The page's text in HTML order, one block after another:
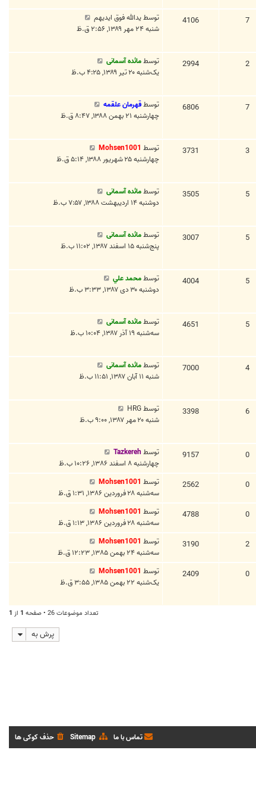
7
4106 توسطیدالله فوق ایدیهم
شنبه ۲۴ مهر ۱۳۸۹, ۲:۵۶ ق.ظ
2
2994 توسطمائده آسمانی
یک‌شنبه ۲۰ تیر ۱۳۸۹, ۴:۲۵ ب.ظ
7
6806 توسطقهرمان علقمه
چهارشنبه ۲۱ بهمن ۱۳۸۸, ۸:۴۷ ق.ظ
3
3731 توسط Mohsen1001
چهارشنبه ۲۵ شهریور ۱۳۸۸, ۵:۱۴ ق.ظ
5
3505 توسطمائده آسمانی
دوشنبه ۱۴ اردیبهشت ۱۳۸۸, ۷:۵۷ ب.ظ
5
3007 توسطمائده آسمانی
پنج‌شنبه ۱۵ اسفند ۱۳۸۷, ۱۱:۰۲ ب.ظ
5
4004 توسطمحمد علي
دوشنبه ۳۰ دی ۱۳۸۷, ۳:۳۳ ب.ظ
5
4651 توسطمائده آسمانی
سه‌شنبه ۱۹ آذر ۱۳۸۷, ۱۰:۰۴ ب.ظ
4
7000 توسطمائده آسمانی
شنبه ۱۱ آبان ۱۳۸۷, ۱۱:۵۱ ب.ظ
6
3398 توسطHRG
شنبه ۲۰ مهر ۱۳۸۷, ۹:۰۰ ب.ظ
0
9157 توسطTazkereh
چهارشنبه ۸ اسفند ۱۳۸۶, ۱۰:۲۶ ب.ظ
0
2562 توسط Mohsen1001
سه‌شنبه ۲۸ فروردین ۱۳۸۶, ۱:۳۱ ق.ظ
0
4788 توسط Mohsen1001
سه‌شنبه ۲۸ فروردین ۱۳۸۶, ۱:۱۳ ق.ظ
2
3190 توسط Mohsen1001
سه‌شنبه ۲۴ بهمن ۱۳۸۵, ۱۲:۲۳ ق.ظ
0
2409 توسط Mohsen1001
یک‌شنبه ۲۲ بهمن ۱۳۸۵, ۳:۵۵ ق.ظ
تعداد موضوعات 26 • صفحه 1 از 1
پرش به
حذف کوکی ها Sitemap تماس با ما